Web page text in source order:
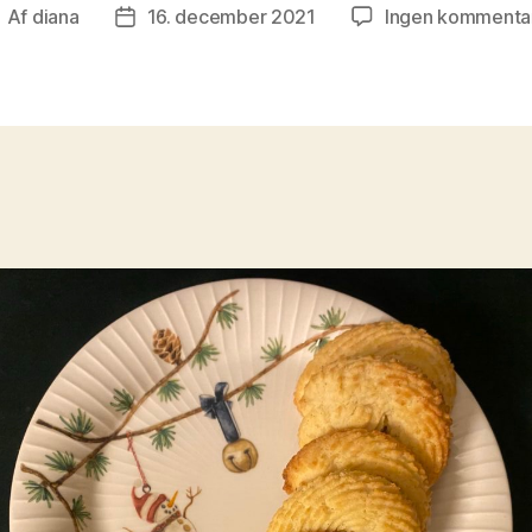
Af diana Indlægsdato
16. december 2021 Ingen